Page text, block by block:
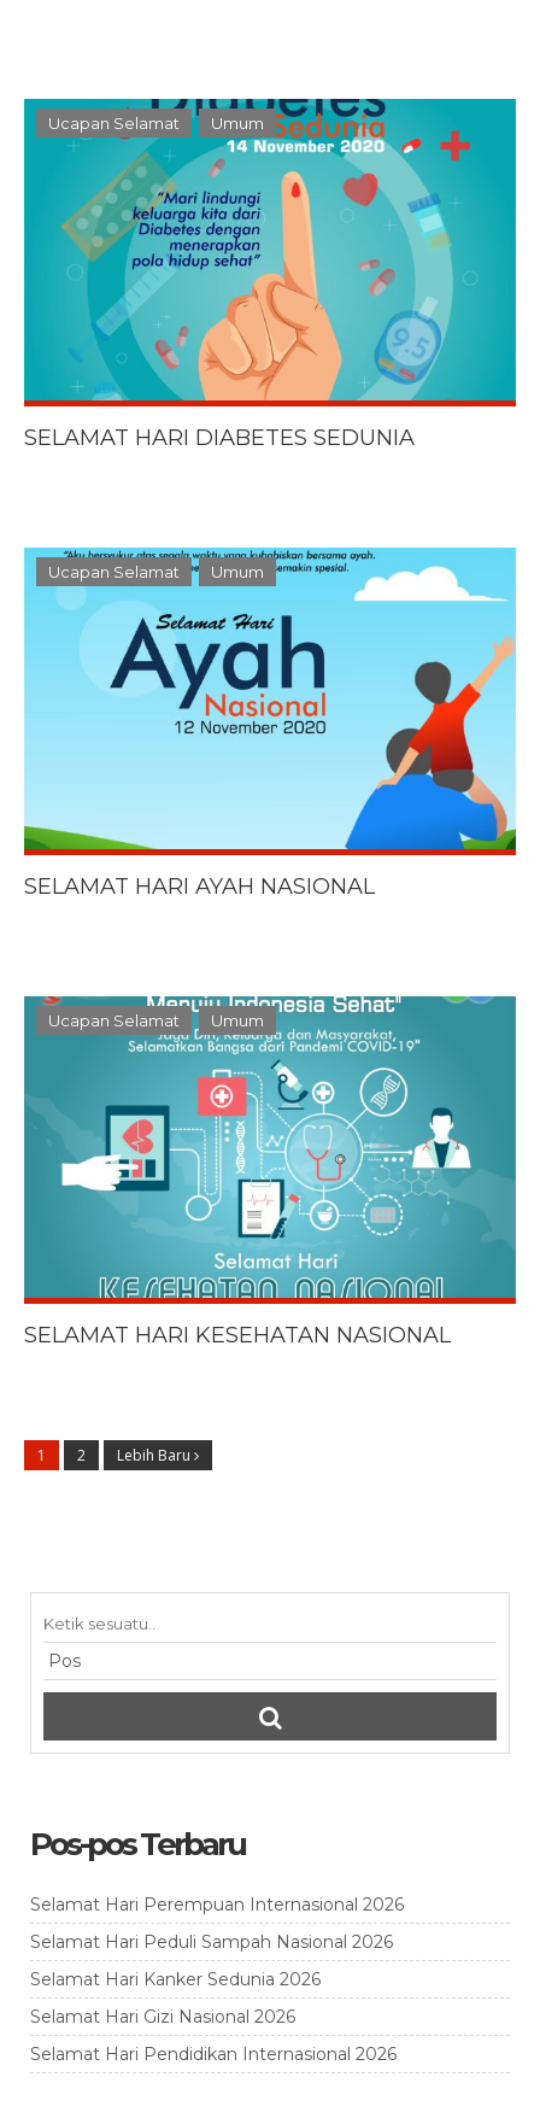
Ucapan Selamat Umum
SELAMAT HARI DIABETES SEDUNIA
Ucapan Selamat Umum
SELAMAT HARI AYAH NASIONAL
Ucapan Selamat Umum
SELAMAT HARI KESEHATAN NASIONAL
1 2 Lebih Baru
Pos-pos Terbaru
Selamat Hari Perempuan Internasional 2026
Selamat Hari Peduli Sampah Nasional 2026
Selamat Hari Kanker Sedunia 2026
Selamat Hari Gizi Nasional 2026
Selamat Hari Pendidikan Internasional 2026